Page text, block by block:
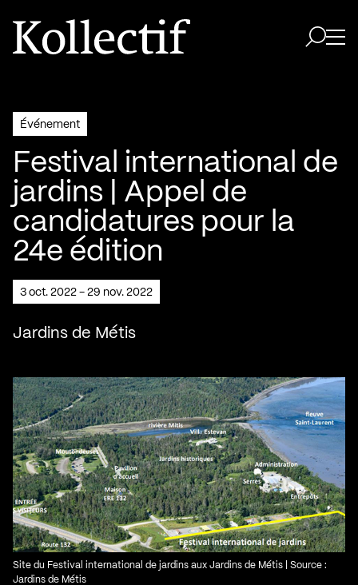
Aller à la page d'accueil
Logo Kollectif
Événement
Festival international de
jardins | Appel de
candidatures pour la
24e édition
3 oct. 2022 - 29 nov. 2022
Jardins de Métis
Site du Festival international de jardins aux Jardins de Métis | Source :
Jardins de Métis